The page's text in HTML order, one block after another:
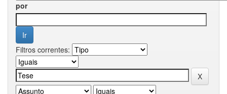
por
Filtros correntes: